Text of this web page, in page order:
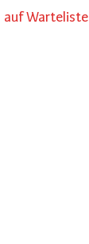
auf Warteliste